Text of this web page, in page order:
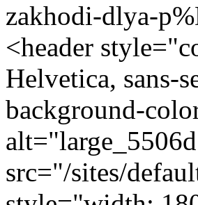
zakhodi-dlya-
<header
Helvetica, sans-
background-
src="/sites/